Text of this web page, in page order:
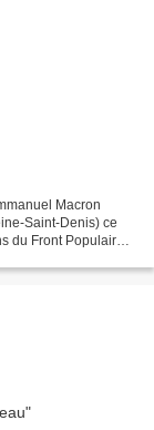
Macron
Saint-Denis) ce
du Front Populaire,